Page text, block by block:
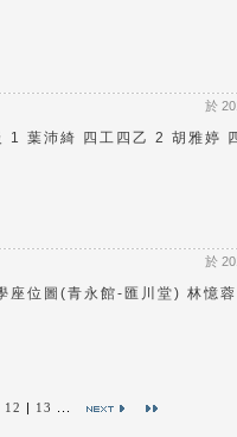
於
1 葉沛綺 四工四乙 2 胡雅婷
於
座位圖(青永館-匯川堂) 林憶
12 | 13